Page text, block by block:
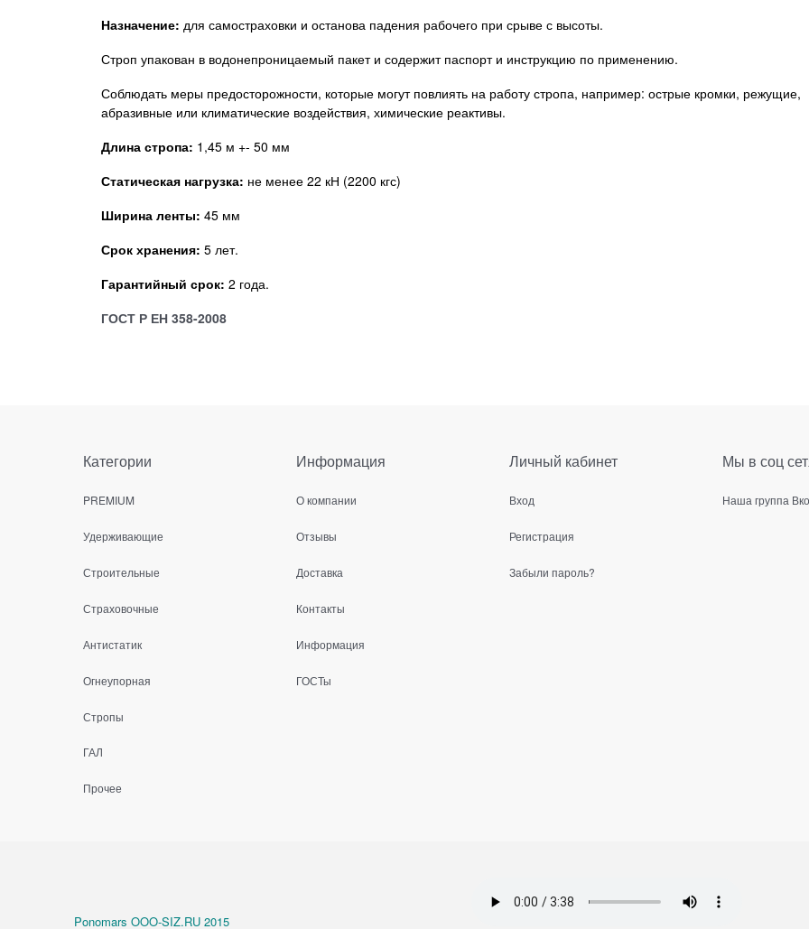
Назначение: для самостраховки и останова падения рабочего при срыве с высоты.
Строп упакован в водонепроницаемый пакет и содержит паспорт и инструкцию по применению.
Соблюдать меры предосторожности, которые могут повлиять на работу стропа, например: острые кромки, режущие,
абразивные или климатические воздействия, химические реактивы.
Длина стропа: 1,45 м +- 50 мм
Статическая нагрузка: не менее 22 кН (2200 кгс)
Ширина ленты: 45 мм
Срок хранения: 5 лет.
Гарантийный срок: 2 года.
ГОСТ Р ЕН 358-2008
Категории
PREMIUM
Удерживающие
Строительные
Страховочные
Антистатик
Огнеупорная
Стропы
ГАЛ
Прочее
Информация
О компании
Отзывы
Доставка
Контакты
Информация
ГОСТы
Личный кабинет
Вход
Регистрация
Забыли пароль?
Мы в соц
Наша группа
Ponomars OOO-SIZ.RU 2015